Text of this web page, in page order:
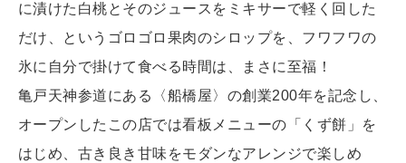
MAMA
ママもいろいろ
SUSTAINABLE
わたしができること
に漬けた白桃とそのジュースをミキサーで軽く回した
だけ、というゴロゴロ果肉のシロップを、フワフワの
氷に自分で掛けて食べる時間は、まさに至福！
亀戸天神参道にある〈船橋屋〉の創業200年を記念し、
オープンしたこの店では看板メニューの「くず餅」を
はじめ、古き良き甘味をモダンなアレンジで楽しめ